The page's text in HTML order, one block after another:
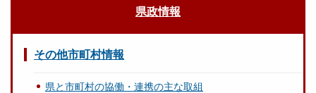
県政情報
その他市町村情報
県と市町村の協働・連携の主な取組